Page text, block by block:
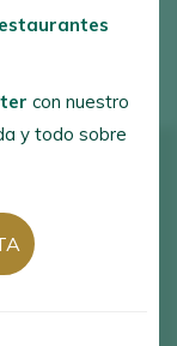
con nuestro
y todo sobre